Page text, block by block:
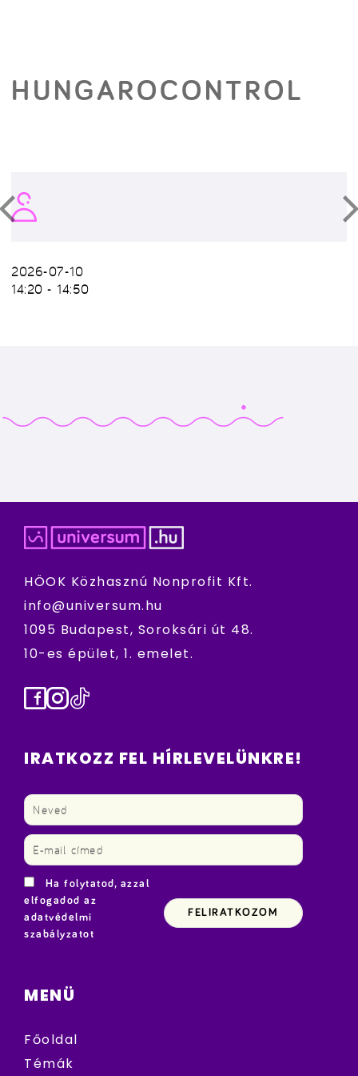
HUNGAROCONTROL
2026-07-10
14:20 - 14:50
HÖOK Közhasznú Nonprofit Kft.
info@universum.hu
1095 Budapest, Soroksári út 48.
10-es épület, 1. emelet.
Facebook
Instagram
TikTok
IRATKOZZ FEL HÍRLEVELÜNKRE!
Ha folytatod, azzal
elfogadod az
adatvédelmi
szabályzatot
MENÜ
Főoldal
Témák